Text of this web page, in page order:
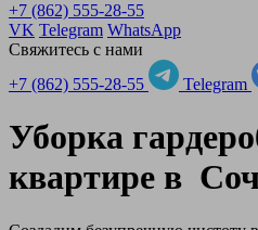
+7 (862) 555-28-55
VK Telegram WhatsApp
Свяжитесь с нами
+7 (862) 555-28-55
Telegram
Уборка
квартире в